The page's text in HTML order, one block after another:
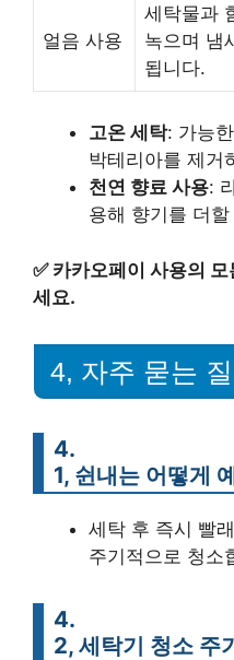
얼음 사용
세탁물과
녹으며 냄
됩니다.
고온 세탁: 가능
박테리아를 제거
천연 향료 사용:
용해 향기를 더
✅ 카카오페이 사용의
세요.
4, 자주 묻는
4.
1, 쉰내는 어떻게
세탁 후 즉시 빨
주기적으로 청소
4.
2, 세탁기 청소 주